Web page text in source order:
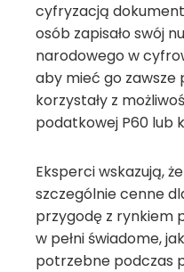
cyfryzacją
osób zapisało swój
narodowego w
aby mieć go zawsze
korzystały z
podatkowej P60 lub
Eksperci wskazują,
szczególnie cenne
przygodę z rynkiem
w pełni świadome,
potrzebne podczas